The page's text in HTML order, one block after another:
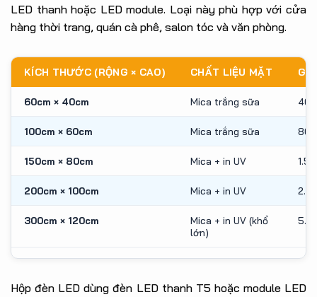
LED thanh hoặc LED module. Loại này phù hợp với cửa
hàng thời trang, quán cà phê, salon tóc và văn phòng.
KÍCH THƯỚC (RỘNG × CAO) CHẤT LIỆU MẶT
60cm × 40cm Mica trắng sữa
100cm × 60cm Mica trắng sữa
150cm × 80cm Mica + in UV
200cm × 100cm Mica + in UV
300cm × 120cm
Mica + in UV (khổ
lớn)
Hộp đèn LED dùng đèn LED thanh T5 hoặc module LED